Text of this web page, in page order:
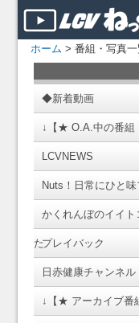
ホーム > 番組・写真
◆新着動画
↓【★ O.A.中の番組
LCVNEWS
Nuts！日常にひと味
かくれんぼのイイ
たプレイバック
日赤健康チャンネル
↓【★ アーカイブ番